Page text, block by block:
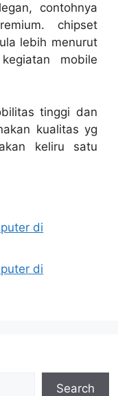
contohnya
chipset
lebih menurut
mobile
tinggi dan
kualitas yg
keliru satu
di
di
Search